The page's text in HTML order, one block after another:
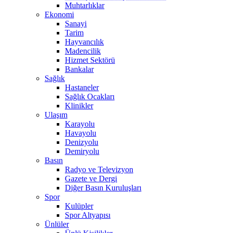
Muhtarlıklar
Ekonomi
Sanayi
Tarim
Hayvancılık
Madencilik
Hizmet Sektörü
Bankalar
Sağlık
Hastaneler
Sağlık Ocakları
Klinikler
Ulaşım
Karayolu
Havayolu
Denizyolu
Demiryolu
Basın
Radyo ve Televizyon
Gazete ve Dergi
Diğer Basın Kuruluşları
Spor
Kulüpler
Spor Altyapısı
Ünlüler